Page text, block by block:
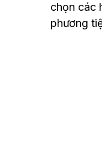
chọn các
phương